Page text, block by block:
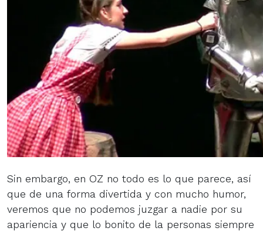
Sin embargo, en OZ no todo es lo que parece, así
que de una forma divertida y con mucho humor,
veremos que no podemos juzgar a nadie por su
apariencia y que lo bonito de la personas siempre